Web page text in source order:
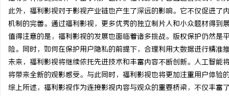
此外，福利影视对于影视产业链也产生了深远的影响。它不仅促进
机制的完善。通过福利影视，更多优秀的独立制片人和小众题材得到
值得注意的是，福利影视的发展也面临着诸多挑战。版权保护仍然
险。同时，如何在保护用户隐私的前提下，合理利用大数据进行精准
未来，福利影视将继续依托先进技术和丰富内容不断创新。人工智
将带来全新的观影感受。与此同时，福利影视也将更加注重用户体验
综上所述，福利影视作为连接影视内容与观众的重要桥梁，不仅丰